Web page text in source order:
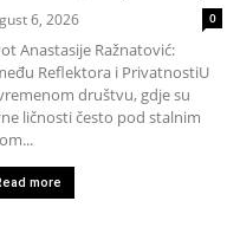
6, 2026 0
Anastasije Ražnatović:
Reflektora i PrivatnostiU
društvu, gdje su
ličnosti često pod stalnim
more